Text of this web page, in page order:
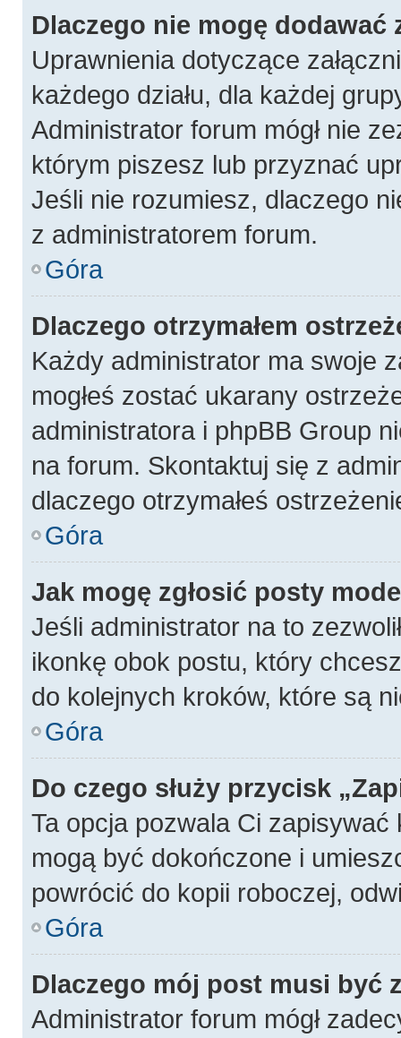
Dlaczego nie mogę dodawać
Uprawnienia dotyczące
każdego działu, dla każdej
Administrator forum mógł nie
którym piszesz lub przyznać
Jeśli nie rozumiesz, dlaczego
z administratorem forum.
Góra
Dlaczego otrzymałem
Każdy administrator ma swoje
mogłeś zostać ukarany
administratora i phpBB Group
na forum. Skontaktuj się z
dlaczego otrzymałeś
Góra
Jak mogę zgłosić posty
Jeśli administrator na to
ikonkę obok postu, który
do kolejnych kroków, które są
Góra
Do czego służy przycisk
Ta opcja pozwala Ci
mogą być dokończone i
powrócić do kopii roboczej,
Góra
Dlaczego mój post musi być
Administrator forum mógł